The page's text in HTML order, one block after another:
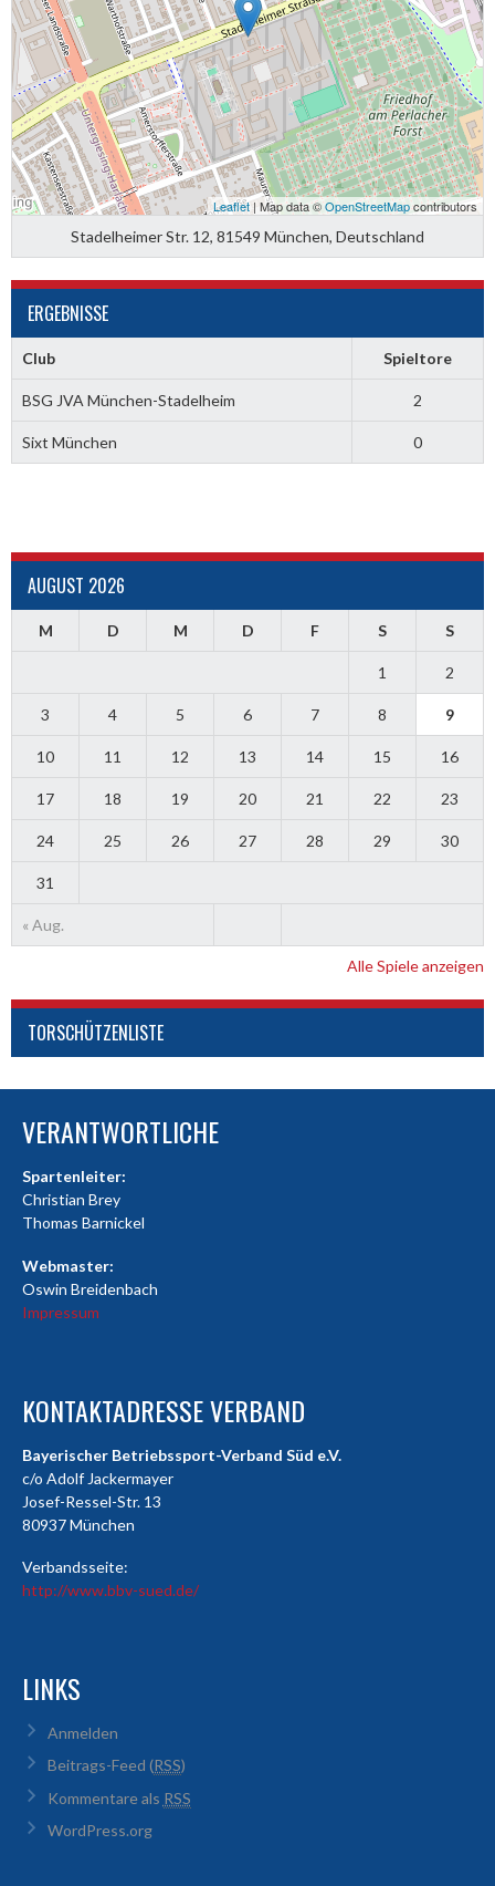
Leaflet| Map data ©OpenStreetMapcontributors
Stadelheimer Str. 12, 81549 München, Deutschland
ERGEBNISSE
Club Spieltore
BSG JVA München-Stadelheim 2
Sixt München 0
AUGUST 2026
M D M D F S S
« Aug.
1 2
3 4 5 6 7 8 9
10 11 12 13 14 15 16
17 18 19 20 21 22 23
24 25 26 27 28 29 30
31
Alle Spiele anzeigen
TORSCHÜTZENLISTE
VERANTWORTLICHE
Spartenleiter:
Christian Brey
Thomas Barnickel
Webmaster:
Oswin Breidenbach
Impressum
KONTAKTADRESSE VERBAND
Bayerischer Betriebssport-Verband Süd e.V.
c/o Adolf Jackermayer
Josef-Ressel-Str. 13
80937 München
Verbandsseite:
http://www.bbv-sued.de/
LINKS
Anmelden
Beitrags-Feed (RSS)
Kommentare als RSS
WordPress.org